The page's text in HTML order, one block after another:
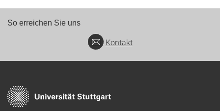
So erreichen Sie uns
Kontakt